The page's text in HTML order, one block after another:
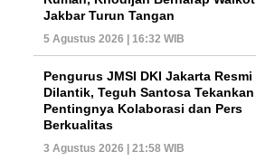
Jakbar Turun Tangan
5 Agustus 2026 | 16:32 WIB
Pengurus JMSI DKI Jakarta Resmi
Dilantik, Teguh Santosa Tekankan
Pentingnya Kolaborasi dan Pers
Berkualitas
3 Agustus 2026 | 21:58 WIB